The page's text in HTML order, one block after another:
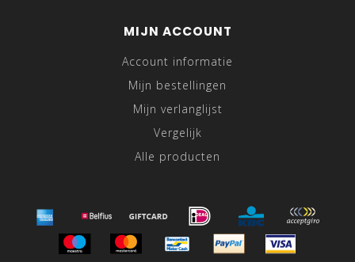
MIJN ACCOUNT
Account informatie
Mijn bestellingen
Mijn verlanglijst
Vergelijk
Alle producten